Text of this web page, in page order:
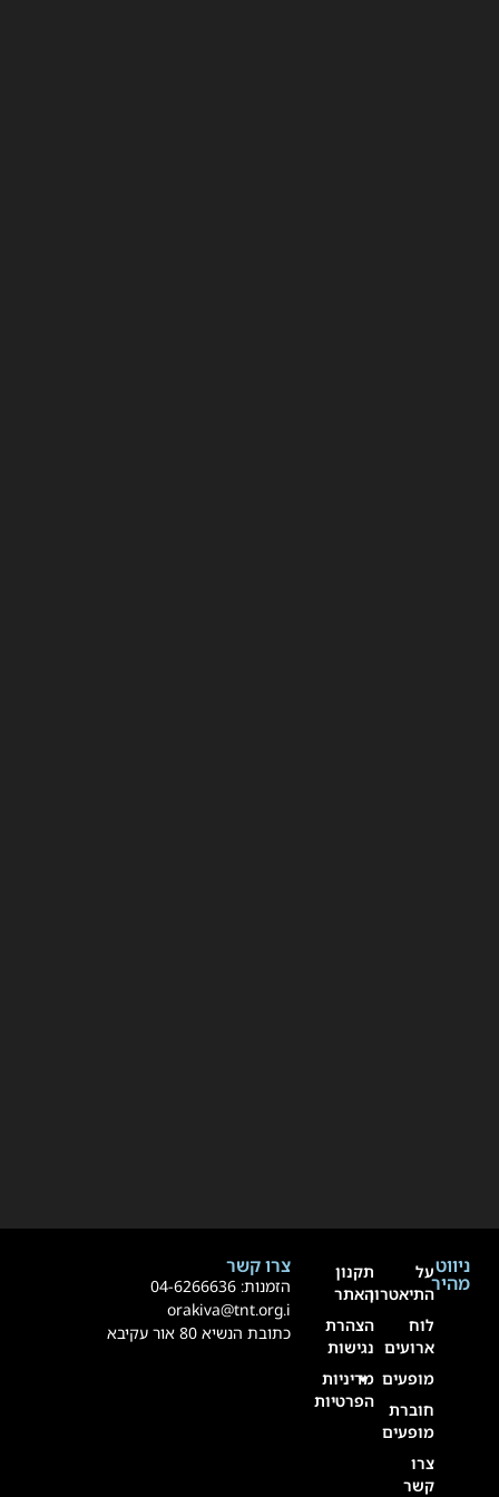
ניווט
מהירעל
התיאטרון
ארועים
מופעים
חוברת
מופעים
קשר
תקנון
האתר
הצהרת
נגישות
מדיניות
הפרטיות
צרו קשר
הזמנות: 04-6266636
orakiva@tnt.org.i
כתובת הנשיא 80 אור עקיבא